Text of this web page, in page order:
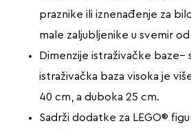
praznike ili iznenađenje za
male zaljubljenike u svemir
Dimenzije istraživačke baze–
istraživačka baza visoka je
40 cm, a duboka 25 cm.
Sadrži dodatke za LEGO®